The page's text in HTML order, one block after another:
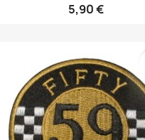
5,90 €